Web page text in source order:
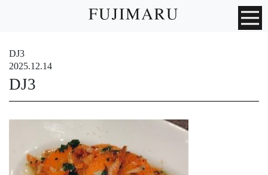
DJ3
2025.12.14
DJ3